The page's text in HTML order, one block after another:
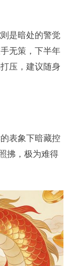
则是暗处的警觉
无策，下半年
压，建议随身
表象下暗藏控
拂，极为难得